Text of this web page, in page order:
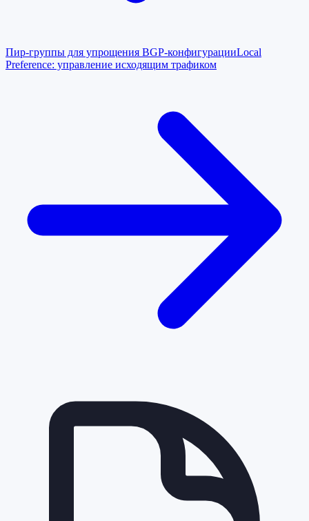
Пир-группы для упрощения BGP-конфигурацииLocal
Preference: управление исходящим трафиком